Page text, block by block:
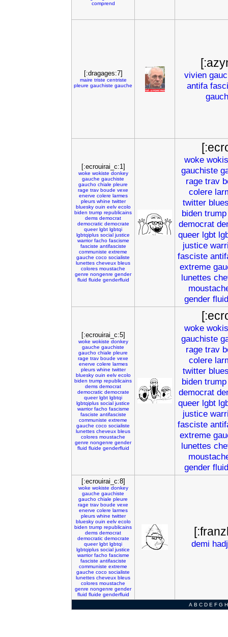
comprend
[:dragages:7]
maire triste centriste
pleure gauchiste gauche
vivien
antifa
[:ecrouirai_c:1]
woke wokiste donkey
gauche gauchiste
gaucho chiale pleure
rage trav boude vexe
enerve colere larmes
pleurs whine twitter
bluesky ouin eelv ecolo
biden trump republicains
dems democrat
democratic democrate
queer lgbt lgbtqi
lgbtqiplus social justice
warrior facho fascisme
fasciste antifasciste
communiste extreme
gauche coco socialiste
lunettes cheveux bleus
colores moustache
genre nongenre gender
fluid fluide genderfluid
woke
gauchiste
rage trav
colere
twitter
biden trump
democrat
queer lgbt
justice
fasciste
extreme
lunettes
gender fluid
[:ecrouirai_c:5]
woke wokiste donkey
gauche gauchiste
gaucho chiale pleure
rage trav boude vexe
enerve colere larmes
pleurs whine twitter
bluesky ouin eelv ecolo
biden trump republicains
dems democrat
democratic democrate
queer lgbt lgbtqi
lgbtqiplus social justice
warrior facho fascisme
fasciste antifasciste
communiste extreme
gauche coco socialiste
lunettes cheveux bleus
colores moustache
genre nongenre gender
fluid fluide genderfluid
woke
gauchiste
rage trav
colere
twitter
biden trump
democrat
queer lgbt
justice
fasciste
extreme
lunettes
gender fluid
[:ecrouirai_c:8]
woke wokiste donkey
gauche gauchiste
gaucho chiale pleure
rage trav boude vexe
enerve colere larmes
pleurs whine twitter
bluesky ouin eelv ecolo
biden trump republicains
dems democrat
democratic democrate
queer lgbt lgbtqi
lgbtqiplus social justice
warrior facho fascisme
fasciste antifasciste
communiste extreme
gauche coco socialiste
lunettes cheveux bleus
colores moustache
genre nongenre gender
fluid fluide genderfluid
demi
A B C D E F G H